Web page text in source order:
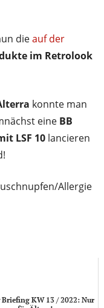
dieauf der
im Retrolook
konnte man
eine BB
LSF 10 lancieren
Allergie
Briefing KW 13 / 2022: Nur